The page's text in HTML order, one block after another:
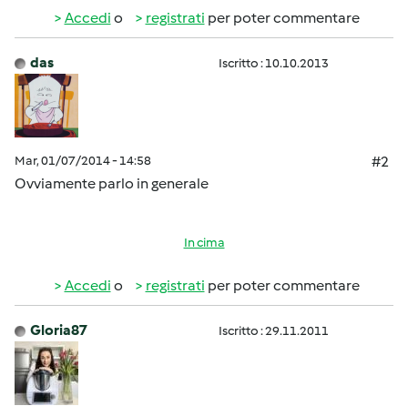
Accedi o registrati per poter commentare
das Iscritto : 10.10.2013
Mar, 01/07/2014 - 14:58
#2
Ovviamente parlo in generale
In cima
Accedi o registrati per poter commentare
Gloria87 Iscritto : 29.11.2011